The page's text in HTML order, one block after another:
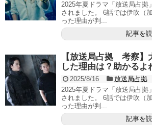
2025年夏ドラマ「放送局占拠
されました。 6話では伊吹（
った理由が判...
記事を
【放送局占拠 考察】
した理由は？助かる
2025/8/16
放送局占拠
2025年夏ドラマ「放送局占拠
されました。 6話では伊吹（
った理由が判...
記事を